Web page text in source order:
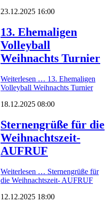
23.12.2025 16:00
13. Ehemaligen
Volleyball
Weihnachts Turnier
Weiterlesen … 13. Ehemaligen
Volleyball Weihnachts Turnier
18.12.2025 08:00
Sternengrüße für die
Weihnachtszeit-
AUFRUF
Weiterlesen … Sternengrüße für
die Weihnachtszeit- AUFRUF
12.12.2025 18:00